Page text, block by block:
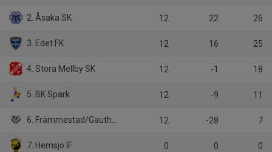
2. Åsaka SK 12 22 26
3. Edet FK 12 16 25
4. Stora Mellby SK 12 -1 18
5. BK Spark 12 -9 11
6. Främmestad/Gauthiod 12 -28 7
7. Hemsjö IF 0 0 0